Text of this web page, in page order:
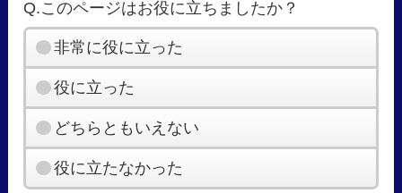
Q.このページはお役に立ちましたか？
非常に役に立った
役に立った
どちらともいえない
役に立たなかった